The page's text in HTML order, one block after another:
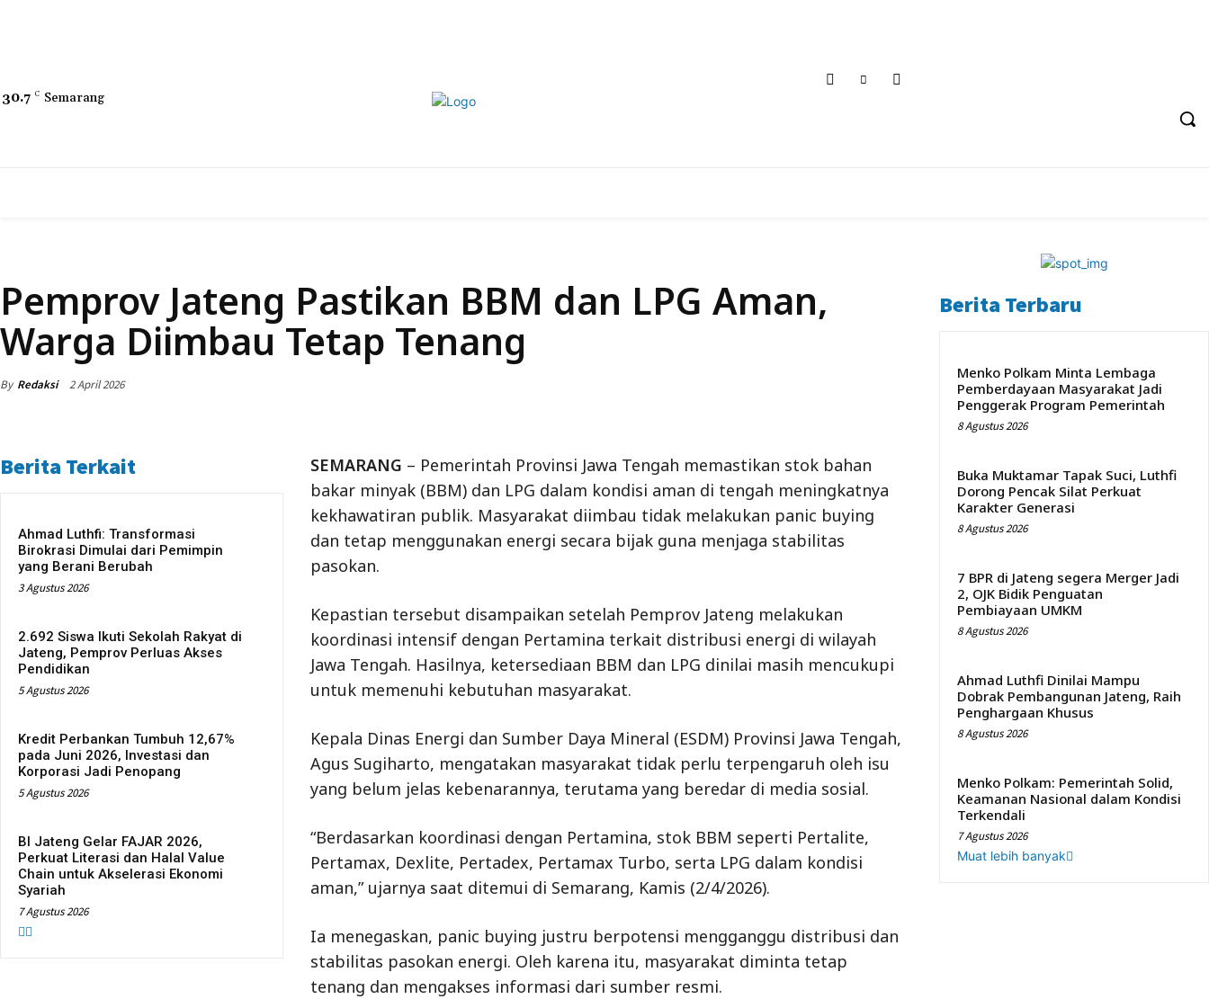
30.7 C Semarang
Pemprov Jateng Pastikan BBM dan LPG Aman,
Warga Diimbau Tetap Tenang
By Redaksi 2 April 2026
Berita Terkait
Ahmad Luthfi: Transformasi
Birokrasi Dimulai dari Pemimpin
yang Berani Berubah
3 Agustus 2026
2.692 Siswa Ikuti Sekolah Rakyat di
Jateng, Pemprov Perluas Akses
Pendidikan
5 Agustus 2026
Kredit Perbankan Tumbuh 12,67%
pada Juni 2026, Investasi dan
Korporasi Jadi Penopang
5 Agustus 2026
BI Jateng Gelar FAJAR 2026,
Perkuat Literasi dan Halal Value
Chain untuk Akselerasi Ekonomi
Syariah
7 Agustus 2026
SEMARANG – Pemerintah Provinsi Jawa Tengah memastikan stok bahan
bakar minyak (BBM) dan LPG dalam kondisi aman di tengah meningkatnya
kekhawatiran publik. Masyarakat diimbau tidak melakukan panic buying
dan tetap menggunakan energi secara bijak guna menjaga stabilitas
pasokan.
Kepastian tersebut disampaikan setelah Pemprov Jateng melakukan
koordinasi intensif dengan Pertamina terkait distribusi energi di wilayah
Jawa Tengah. Hasilnya, ketersediaan BBM dan LPG dinilai masih mencukupi
untuk memenuhi kebutuhan masyarakat.
Kepala Dinas Energi dan Sumber Daya Mineral (ESDM) Provinsi Jawa Tengah,
Agus Sugiharto, mengatakan masyarakat tidak perlu terpengaruh oleh isu
yang belum jelas kebenarannya, terutama yang beredar di media sosial.
“Berdasarkan koordinasi dengan Pertamina, stok BBM seperti Pertalite,
Pertamax, Dexlite, Pertadex, Pertamax Turbo, serta LPG dalam kondisi
aman,” ujarnya saat ditemui di Semarang, Kamis (2/4/2026).
Ia menegaskan, panic buying justru berpotensi mengganggu distribusi dan
stabilitas pasokan energi. Oleh karena itu, masyarakat diminta tetap
tenang dan mengakses informasi dari sumber resmi.
Berita Terbaru
Menko Polkam Minta Lembaga
Pemberdayaan Masyarakat Jadi
Penggerak Program Pemerintah
8 Agustus 2026
Buka Muktamar Tapak Suci, Luthfi
Dorong Pencak Silat Perkuat
Karakter Generasi
8 Agustus 2026
7 BPR di Jateng segera Merger Jadi
2, OJK Bidik Penguatan
Pembiayaan UMKM
8 Agustus 2026
Ahmad Luthfi Dinilai Mampu
Dobrak Pembangunan Jateng, Raih
Penghargaan Khusus
8 Agustus 2026
Menko Polkam: Pemerintah Solid,
Keamanan Nasional dalam Kondisi
Terkendali
7 Agustus 2026
Muat lebih banyak